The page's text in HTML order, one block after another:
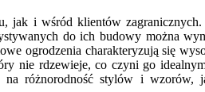
jak i wśród klientów
do ich budowy można
ogrodzenia charakteryzują się
nie rdzewieje, co czyni go
na różnorodność stylów i